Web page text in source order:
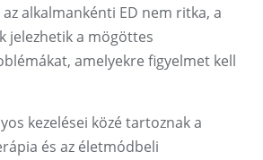
az alkalmankénti ED nem ritka, a
jelezhetik a mögöttes
amelyekre figyelmet kell
kezelései közé tartoznak a
és az életmódbeli